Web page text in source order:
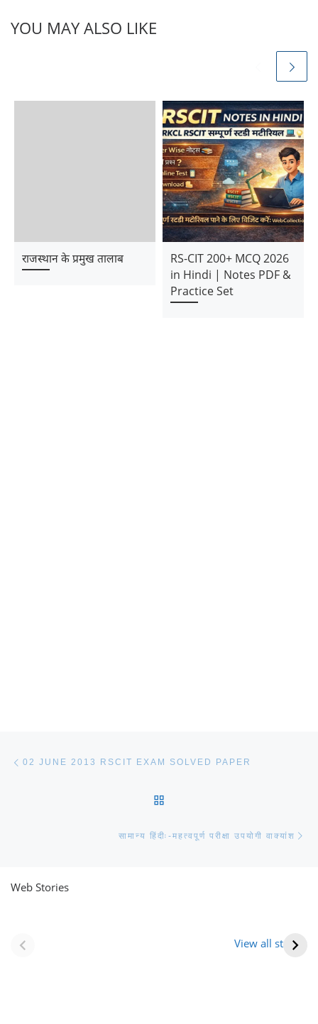
YOU MAY ALSO LIKE
राजस्थान के प्रमुख तालाब
RS-CIT 200+ MCQ 2026
in Hindi | Notes PDF &
Practice Set
02 JUNE 2013 RSCIT EXAM SOLVED PAPER
सामान्य हिंदीः-महत्वपूर्ण परीक्षा उपयोगी वाक्यांश
Web Stories
View all stories
(राजस्थान) |
आभूषण (women’s